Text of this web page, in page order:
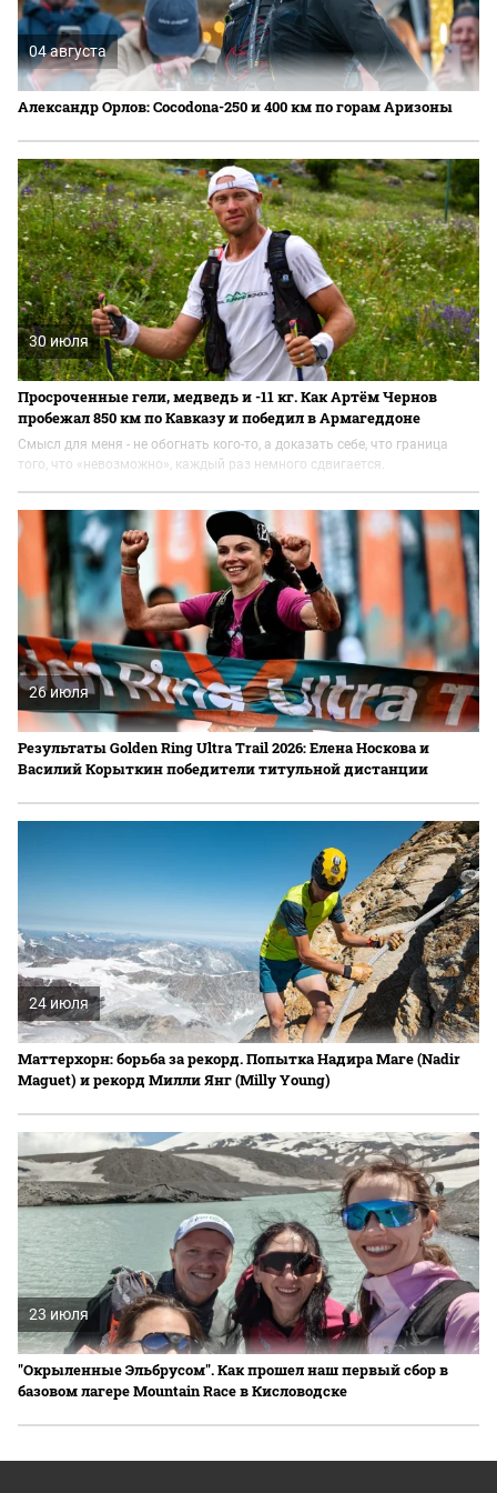
04 августа
Александр Орлов: Cocodona-250 и 400 км по горам Аризоны
30 июля
Просроченные гели, медведь и -11 кг. Как Артём Чернов
пробежал 850 км по Кавказу и победил в Армагеддоне
Смысл для меня - не обогнать кого-то, а доказать себе, что граница
того, что «невозможно», каждый раз немного сдвигается.
26 июля
Результаты Golden Ring Ultra Trail 2026: Елена Носкова и
Василий Корыткин победители титульной дистанции
24 июля
Маттерхорн: борьба за рекорд. Попытка Надира Маге (Nadir
Maguet) и рекорд Милли Янг (Milly Young)
23 июля
"Окрыленные Эльбрусом". Как прошел наш первый сбор в
базовом лагере Mountain Race в Кисловодске